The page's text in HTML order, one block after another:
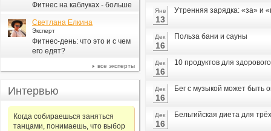
Янв
13
Утренняя зарядка: «за» и
Дек
16
Польза бани и сауны
Дек
16
10 продуктов для
Дек
16
Бег с музыкой может быть
Дек
16
Бельгийская диета для
Фитнес на каблуках - больше
Светлана Елкина
Эксперт
Фитнес-день: что это и с чем
его едят?
все эксперты
Интервью
Когда собираешься заняться
танцами, понимаешь, что выбор